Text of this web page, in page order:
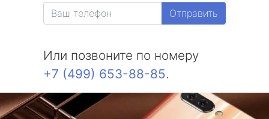
Отправить
Или позвоните по номеру
+7 (499) 653-88-85.